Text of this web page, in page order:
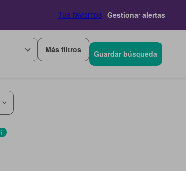
Tus favoritos Gestionar alertas
Más filtros Guardar búsqueda